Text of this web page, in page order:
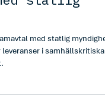
till nytt
statlig
med statlig